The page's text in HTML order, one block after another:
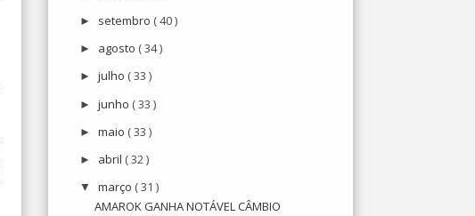
► setembro ( 40 )
► agosto ( 34 )
►julho ( 33 )
►junho ( 33 )
►maio ( 33 )
► abril ( 32 )
▼março ( 31 )
AMAROK GANHA NOTÁVEL CÂMBIO